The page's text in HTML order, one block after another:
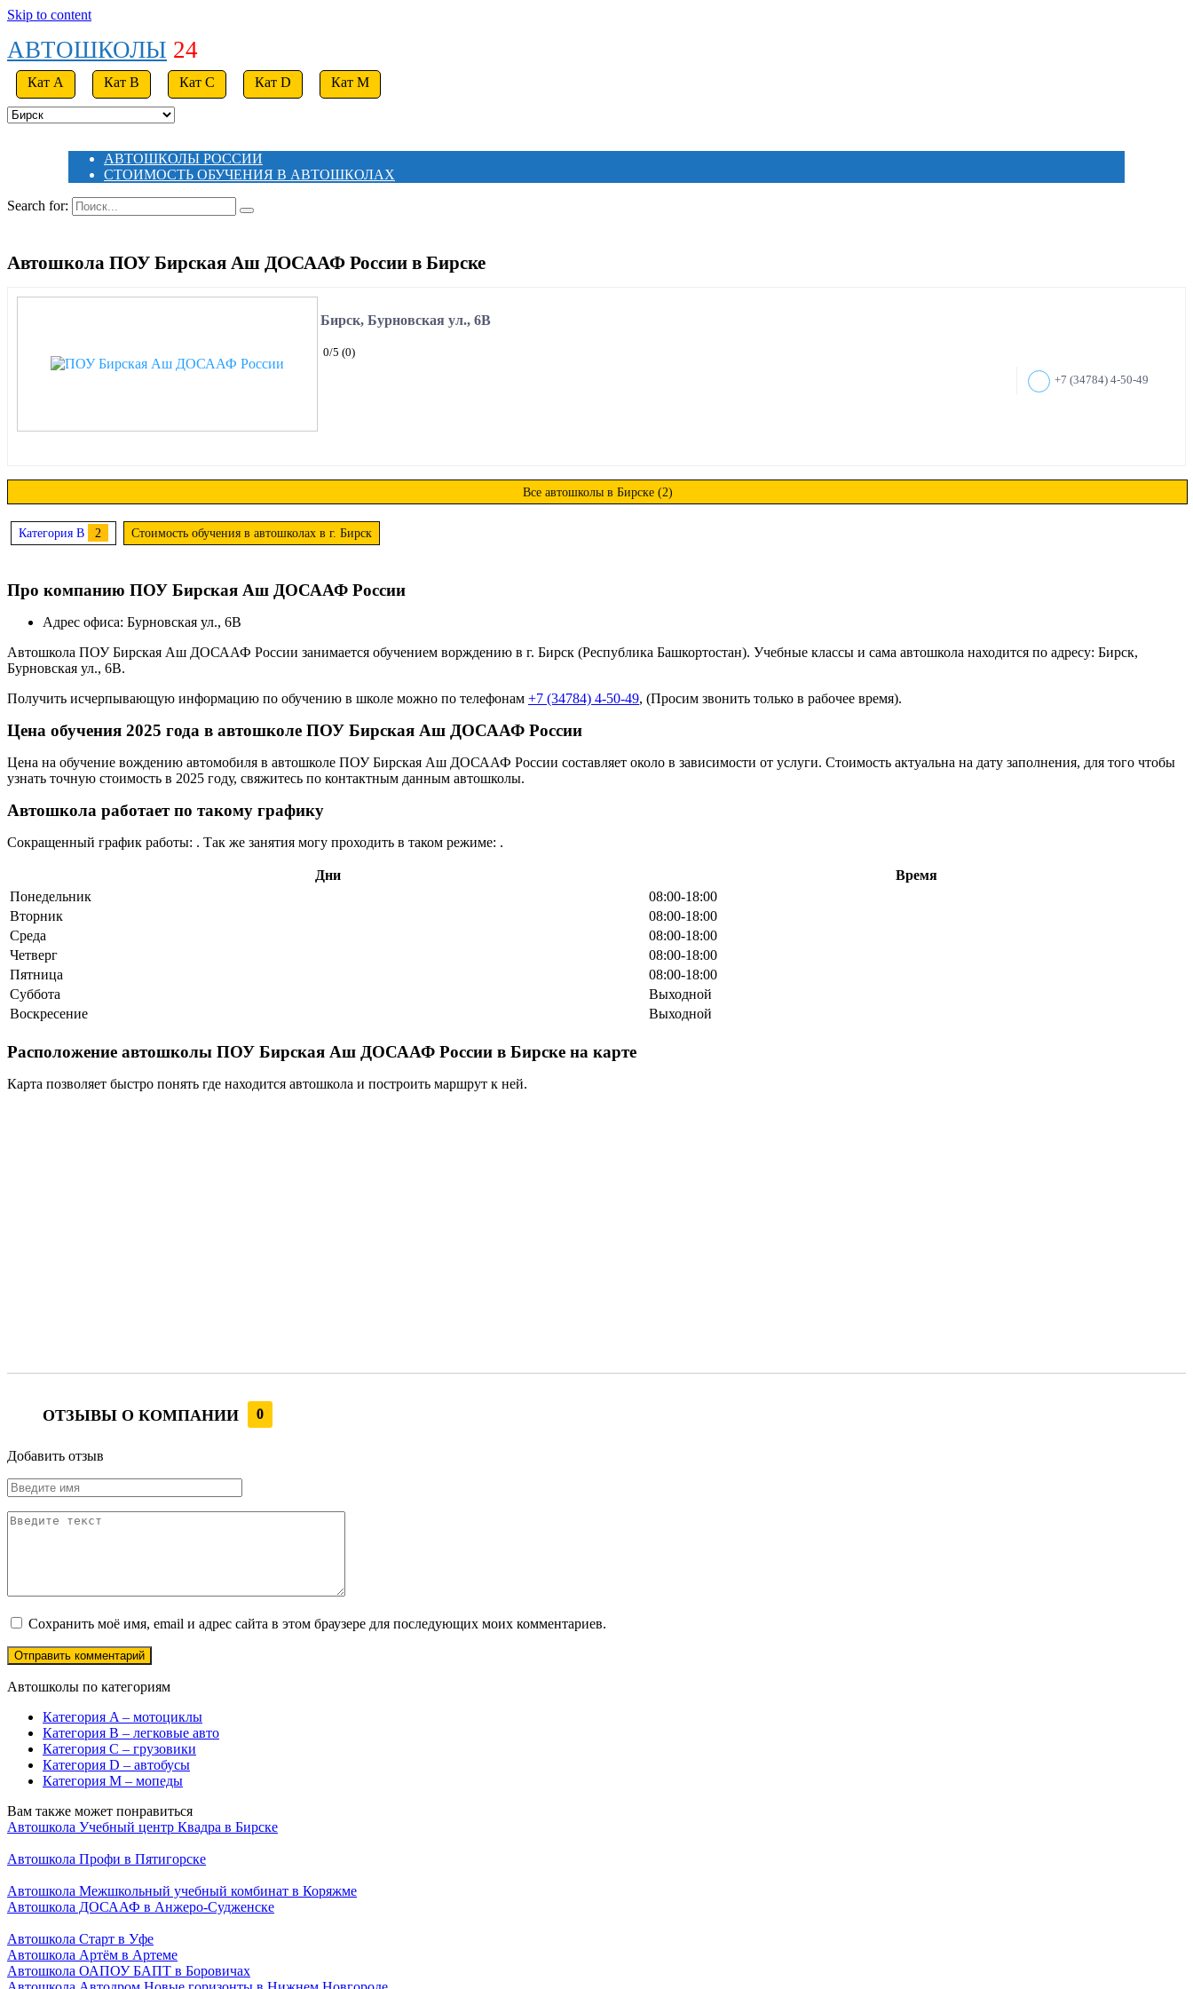
Skip to content
АВТОШКОЛЫ 24
Кат A Кат B Кат C Кат D Кат M
АВТОШКОЛЫ РОССИИ
СТОИМОСТЬ ОБУЧЕНИЯ В АВТОШКОЛАХ
Search for:
Автошкола ПОУ Бирская Аш ДОСААФ России в Бирске
Бирск, Бурновская ул., 6В
0/5 (0)
+7 (34784) 4-50-49
Все автошколы в Бирске (2)
Категория B 2 Стоимость обучения в автошколах в г. Бирск
Про компанию ПОУ Бирская Аш ДОСААФ России
Адрес офиса: Бурновская ул., 6В
Автошкола ПОУ Бирская Аш ДОСААФ России занимается обучением ворждению в г. Бирск (Республика Башкортостан). Учебные классы и сама автошкола находится по адресу: Бирск,
Бурновская ул., 6В.
Получить исчерпывающую информацию по обучению в школе можно по телефонам +7 (34784) 4-50-49, (Просим звонить только в рабочее время).
Цена обучения 2025 года в автошколе ПОУ Бирская Аш ДОСААФ России
Цена на обучение вождению автомобиля в автошколе ПОУ Бирская Аш ДОСААФ России составляет около в зависимости от услуги. Стоимость актуальна на дату заполнения, для того чтобы
узнать точную стоимость в 2025 году, свяжитесь по контактным данным автошколы.
Автошкола работает по такому графику
Сокращенный график работы: . Так же занятия могу проходить в таком режиме: .
Дни
Время
Понедельник
08:00-18:00
Вторник
08:00-18:00
Среда
08:00-18:00
Четверг
08:00-18:00
Пятница
08:00-18:00
Суббота
Выходной
Воскресение
Выходной
Расположение автошколы ПОУ Бирская Аш ДОСААФ России в Бирске на карте
Карта позволяет быстро понять где находится автошкола и построить маршрут к ней.
ОТЗЫВЫ О КОМПАНИИ 0
Добавить отзыв
Сохранить моё имя, email и адрес сайта в этом браузере для последующих моих комментариев.
Автошколы по категориям
Категория A – мотоциклы
Категория B – легковые авто
Категория C – грузовики
Категория D – автобусы
Категория M – мопеды
Вам также может понравиться
Автошкола Учебный центр Квадра в Бирске
Автошкола Профи в Пятигорске
Автошкола Межшкольный учебный комбинат в Коряжме
Автошкола ДОСААФ в Анжеро-Судженске
Автошкола Старт в Уфе
Автошкола Артём в Артеме
Автошкола ОАПОУ БАПТ в Боровичах